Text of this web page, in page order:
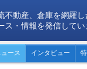
不動産、倉庫を網羅し
ス・情報を発信してい
ュース インタビュー